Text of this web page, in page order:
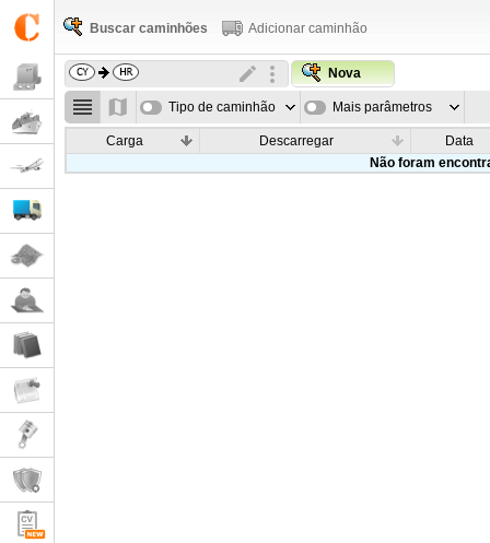
Buscar caminhões Adicionar caminhão
Nova
Tipo de caminhão Mais parâmetros
Carga Descarregar
Data
Não foram